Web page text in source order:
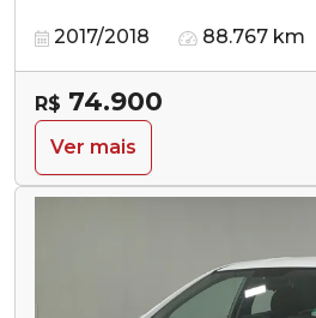
2017/2018 88.767 km
R$ 74.900
Ver mais